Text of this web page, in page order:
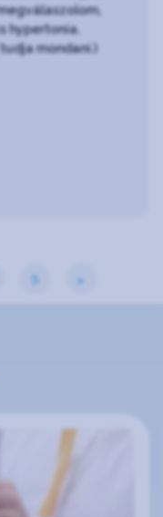
hypertonia.
mondani.)
5 »